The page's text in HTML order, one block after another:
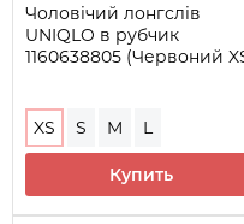
Чоловічий лонгслів
UNIQLO в рубчик
1160638805 (Червоний
XS S M L
Купить